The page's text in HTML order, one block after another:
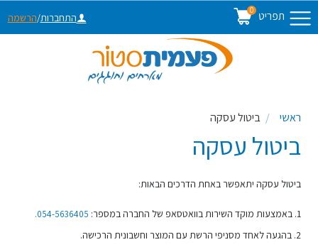
תפריט 0
התחברות/הרשמה
ראשי ביטול עסקה
ביטול עסקה
ביטול עסקה יתאפשר באחת הדרכים הבאות:
1. באמצעות מוקד השירות בוואטסאפ של החברה במספר: 054-5636405.
2. בהגעה לאחד מסניפי הרשת עם המוצר וחשבונית הרכישה.